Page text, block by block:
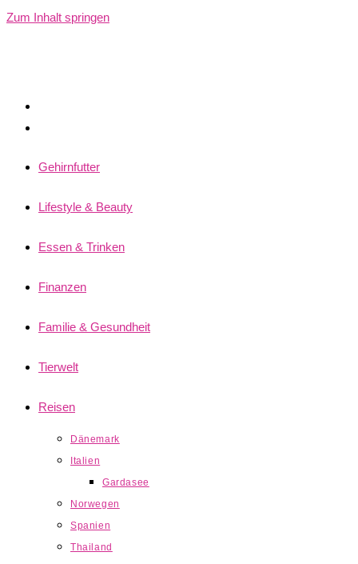
Zum Inhalt springen
Gehirnfutter
Lifestyle & Beauty
Essen & Trinken
Finanzen
Familie & Gesundheit
Tierwelt
Reisen
Dänemark
Italien
Gardasee
Norwegen
Spanien
Thailand